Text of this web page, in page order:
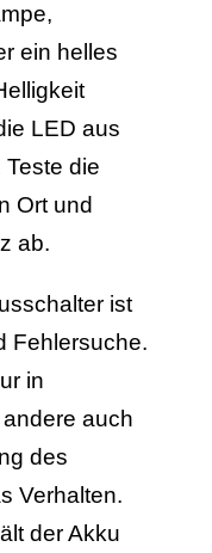
ein helles
LED aus
die
Ort und
ab.
ist
Fehlersuche.
in
auch
des
Verhalten.
der Akku